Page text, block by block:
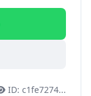
ID: c1fe7274...